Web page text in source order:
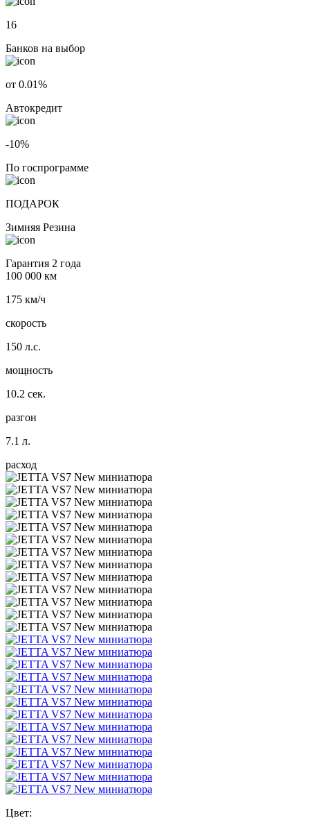
16
Банков на выбор
от 0.01%
Автокредит
-10%
По госпрограмме
ПОДАРОК
Зимняя Резина
Гарантия 2 года
100 000 км
175 км/ч
скорость
150 л.с.
мощность
10.2 сек.
разгон
7.1 л.
расход
Цвет: